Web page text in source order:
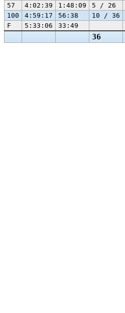
36
57
4:02:39 1:48:09 5 / 26
100
4:59:17 56:38 10 / 36
F
5:33:06 33:49